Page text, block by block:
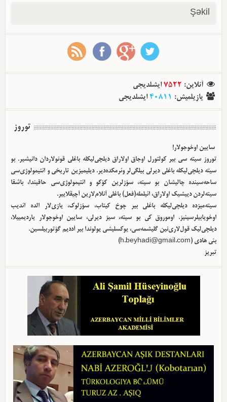
Şəkil
آنلاین:
7522ایشلدیجی
یازیلمیش:
40811ایشلدیجی
توروز
سایین اوخوجولار!
توروز سیته سی بیر کولتورل اوجاق اولا‌راق دیلچی‌لیکله باغلی قونولاردان دانیشیر. بو
سیته دیلچی‌لیکله باغلی دیرلی بیلگی‌لر وئرمکده‌دیر. دیلیمیزین تاریخی و ائتیمولوژی‌سی
ساحه‌سینده چالیشان بو سیته، سؤزلرین کؤکو و ائتیمولوژی‌سی حاقیندا، باشقا
سیته‌لردن دییشیک اولا‌راق، ائیلمله(فعل) باغلی آنلام‌لارین آچیقلاییر.
سیته‌میزده دیلچی‌لیکله باغلی بیر چوخ کیتاب، سؤزلوک، یازی‌لار الده ائدیب
اوخویابیلرسینیز. اوموروق کی بو سیته، سیز دیرلی، سایین اوخوجولار یاردیمییلا،
دیلچی‌لیک قول‌لاری‌نین گلیشمه‌سی، یوکسلیشی یولوندا بیر آددیم گؤتوربیلسین.
بئی هادی ( h.beyhadi@gmail.com
)
تبریز